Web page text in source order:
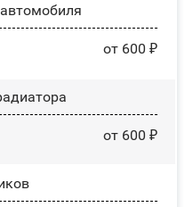
от 600 ₽
от 600 ₽